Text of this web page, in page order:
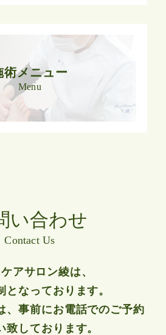
術メニュー
Menu
い合わせ
Contact Us
アサロン綾は、
となっております。
、事前にお電話でのご予約
致しております。